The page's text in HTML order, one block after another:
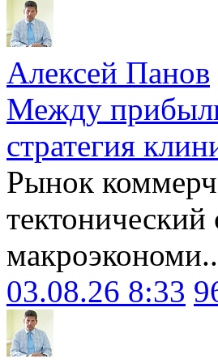
Алексей Панов
Между
стратегия
Рынок
03.08.26 8:33